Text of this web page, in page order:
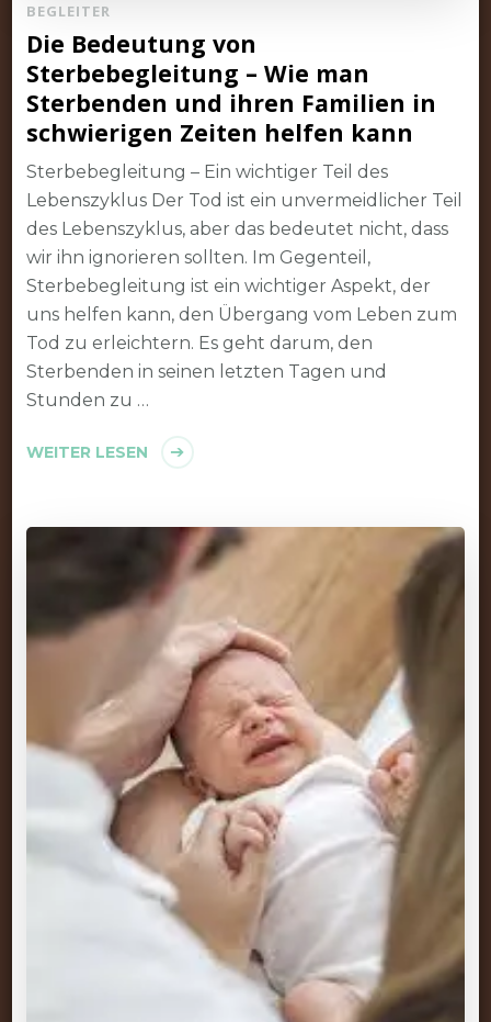
BEGLEITER
Die Bedeutung von
Sterbebegleitung – Wie man
Sterbenden und ihren Familien in
schwierigen Zeiten helfen kann
Sterbebegleitung – Ein wichtiger Teil des
Lebenszyklus Der Tod ist ein unvermeidlicher Teil
des Lebenszyklus, aber das bedeutet nicht, dass
wir ihn ignorieren sollten. Im Gegenteil,
Sterbebegleitung ist ein wichtiger Aspekt, der
uns helfen kann, den Übergang vom Leben zum
Tod zu erleichtern. Es geht darum, den
Sterbenden in seinen letzten Tagen und
Stunden zu …
WEITER LESEN